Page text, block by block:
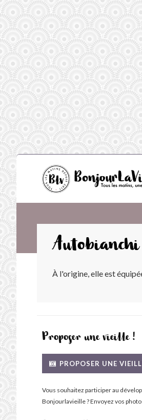
Autobianchi
À l'origine, elle est
Proposer une vieille !
PROPOSER UNE
Vous souhaitez participer au
Bonjourlavieille ? Envoyez vos